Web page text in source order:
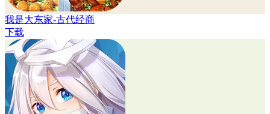
我是大东家-古代经商
下载